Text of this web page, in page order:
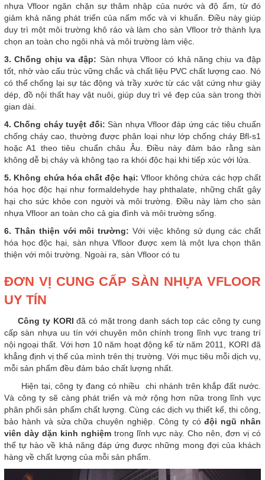
nhựa Vfloor ngăn chặn sự thâm nhập của nước và độ ẩm, từ đó
giảm khả năng phát triển của nấm mốc và vi khuẩn. Điều này giúp
duy trì một môi trường khô ráo và làm cho sàn Vfloor trở thành lựa
chọn an toàn cho ngôi nhà và môi trường làm việc.
3. Chống chịu va đập: Sàn nhựa Vfloor có khả năng chịu va đập
tốt, nhờ vào cấu trúc vững chắc và chất liệu PVC chất lượng cao. Nó
có thể chống lại sự tác động và trầy xước từ các vật cứng như giày
dép, đồ nội thất hay vật nuôi, giúp duy trì vẻ đẹp của sàn trong thời
gian dài.
4. Chống cháy tuyệt đối: Sàn nhựa Vfloor đáp ứng các tiêu chuẩn
chống cháy cao, thường được phân loại như lớp chống cháy Bfl-s1
hoặc A1 theo tiêu chuẩn châu Âu. Điều này đảm bảo rằng sàn
không dễ bị cháy và không tạo ra khói độc hại khi tiếp xúc với lửa.
5. Không chứa hóa chất độc hại: Vfloor không chứa các hợp chất
hóa học độc hại như formaldehyde hay phthalate, những chất gây
hại cho sức khỏe con người và môi trường. Điều này làm cho sàn
nhựa Vfloor an toàn cho cả gia đình và môi trường sống.
6. Thân thiện với môi trường: Với việc không sử dụng các chất
hóa học độc hại, sàn nhựa Vfloor được xem là một lựa chọn thân
thiện với môi trường. Ngoài ra, sàn Vfloor có tu
ĐƠN VỊ CUNG CẤP SÀN NHỰA VFLOOR
UY TÍN
Công ty KORIđã có mặt trong danh sách top các công ty cung
cấp sàn nhựa uu tín với chuyên môn chính trong lĩnh vực trang trí
nội ngoại thất. Với hơn 10 năm hoạt động kể từ năm 2011, KORI đã
khẳng định vị thế của mình trên thị trường. Với mục tiêu mỗi dịch vụ,
mỗi sản phẩm đều đảm bảo chất lượng nhất.
Hiện tại, công ty đang có nhiều chi nhánh trên khắp đất nước.
Và công ty sẽ càng phát triển và mở rộng hơn nữa trong lĩnh vực
phân phối sản phẩm chất lượng. Cùng các dịch vụ thiết kế, thi công,
bảo hành và sửa chữa chuyên nghiệp. Công ty cóđội ngũ nhân
viên dày dặn kinh nghiệm trong lĩnh vực này. Cho nên, đơn vị có
thể tự hào về khả năng đáp ứng được những mong đợi của khách
hàng về chất lượng của mỗi sản phẩm.